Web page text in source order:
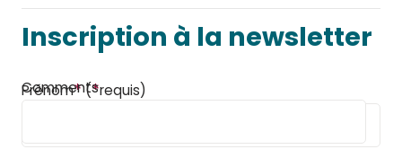
Inscription à la newsletter
Comments
Prénom*(*requis)